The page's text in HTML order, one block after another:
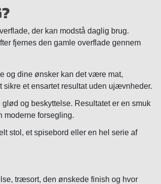
der kan modstå daglig brug.
fjernes den gamle overflade gennem
og dine ønsker kan det være mat,
et ensartet resultat uden ujævnheder.
og beskyttelse. Resultatet er en smuk
moderne forsegling.
stol, et spisebord eller en hel serie af
træsort, den ønskede finish og hvor